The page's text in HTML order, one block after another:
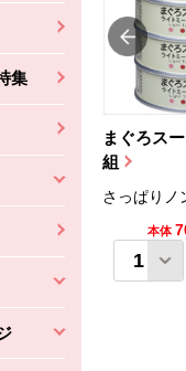
集
まぐろス
組
さっぱりノ
本体
ティー
(税込2,333円)
かごへ